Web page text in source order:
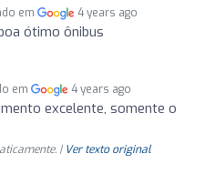
em 4 years ago
ótimo ônibus
em 4 years ago
excelente, somente o
| Ver texto original